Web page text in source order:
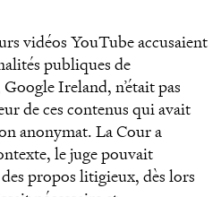
vidéos YouTube accusaient
publiques de
Ireland, n’était pas
de ces contenus qui avait
anonymat. La Cour a
le juge pouvait
propos litigieux, dès lors